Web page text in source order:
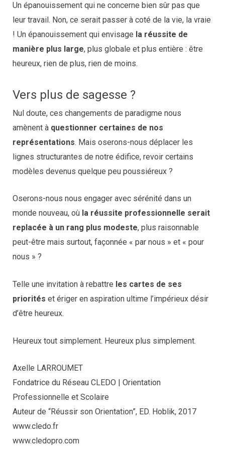
Un épanouissement qui ne concerne bien sûr pas que
leur travail. Non, ce serait passer à coté de la vie, la vraie
! Un épanouissement qui envisage la réussite de
manière plus large, plus globale et plus entière : être
heureux, rien de plus, rien de moins.
Vers plus de sagesse ?
Nul doute, ces changements de paradigme nous
amènent à questionner certaines de nos
représentations. Mais oserons-nous déplacer les
lignes structurantes de notre édifice, revoir certains
modèles devenus quelque peu poussiéreux ?
Oserons-nous nous engager avec sérénité dans un
monde nouveau, où la réussite professionnelle serait
replacée à un rang plus modeste, plus raisonnable
peut-être mais surtout, façonnée « par nous » et « pour
nous » ?
Telle une invitation à rebattre les cartes de ses
priorités et ériger en aspiration ultime l’impérieux désir
d’être heureux.
Heureux tout simplement. Heureux plus simplement.
Axelle LARROUMET
Fondatrice du Réseau CLEDO | Orientation
Professionnelle et Scolaire
Auteur de “Réussir son Orientation”, ED. Hoblik, 2017
www.cledo.fr
www.cledopro.com